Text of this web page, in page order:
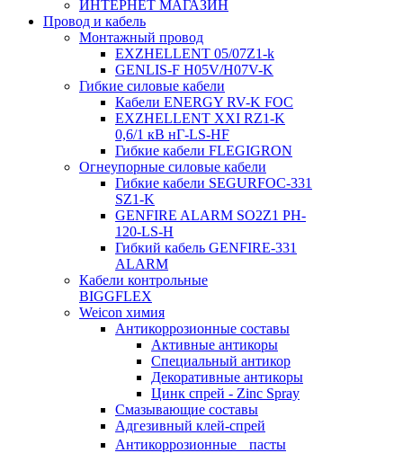
ИНТЕРНЕТ МАГАЗИН
Провод и кабель
Монтажный провод
EXZHELLENT 05/07Z1-k
GENLIS-F Н05V/H07V-K
Гибкие силовые кабели
Кабели ENERGY RV-K FOC
EXZHELLENT XXI RZ1-K
0,6/1 кВ нГ-LS-HF
Гибкие кабели FLEGIGRON
Огнеупорные силовые кабели
Гибкие кабели SEGURFOC-331
SZ1-K
GENFIRE ALARM SO2Z1 PH-
120-LS-H
Гибкий кабель GENFIRE-331
ALARM
Кабели контрольные
BIGGFLEX
Weicon химия
Антикоррозионные составы
Активные антикоры
Специальный антикор
Декоративные антикоры
Цинк спрей - Zinc Spray
Смазывающие составы
Адгезивный клей-спрей
Антикоррозионные пасты